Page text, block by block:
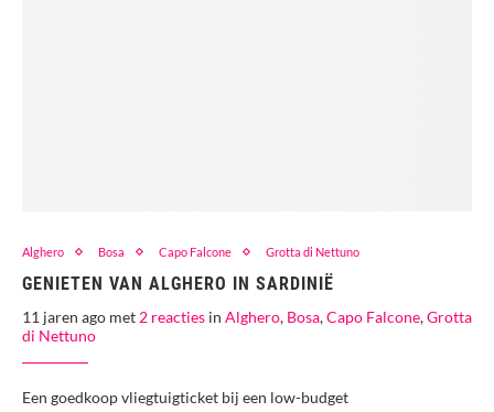
Alghero Bosa Capo Falcone Grotta di Nettuno
GENIETEN VAN ALGHERO IN SARDINIË
11 jaren ago met 2 reacties in Alghero, Bosa,Capo Falcone,Grotta
di Nettuno
Een goedkoop vliegtuigticket bij een low-budget